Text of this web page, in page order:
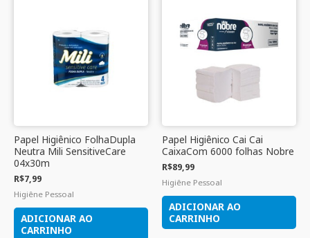
Papel Higiênico FolhaDupla
Neutra Mili SensitiveCare
04x30m
R$7,99
Higiêne Pessoal
ADICIONAR AO
CARRINHO
Papel Higiênico Cai Cai
CaixaCom 6000 folhas Nobre
R$89,99
Higiêne Pessoal
ADICIONAR AO
CARRINHO